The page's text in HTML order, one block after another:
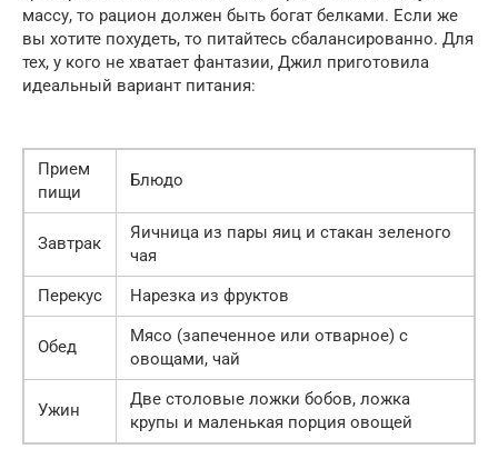
массу, то рацион должен быть богат белками. Если же
вы хотите похудеть, то питайтесь сбалансированно. Для
тех, у кого не хватает фантазии, Джил приготовила
идеальный вариант питания:
Прием
пищи
Блюдо
Завтрак
Яичница из пары яиц и стакан зеленого
чая
Перекус
Нарезка из фруктов
Обед
Мясо (запеченное или отварное) с
овощами, чай
Ужин
Две столовые ложки бобов, ложка
крупы и маленькая порция овощей